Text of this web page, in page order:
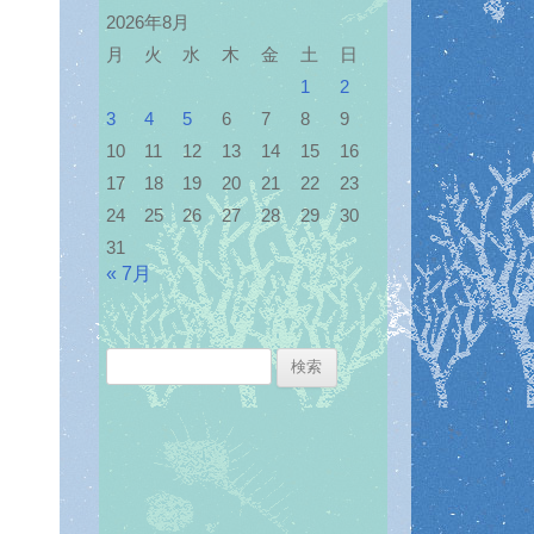
2026年8月
月
火 水 木 金 土
日
1
2
3
4 5 6 7 8
9
10
11 12 13 14 15
16
17
18 19 20 21 22
23
24
25 26 27 28 29
30
31
« 7月